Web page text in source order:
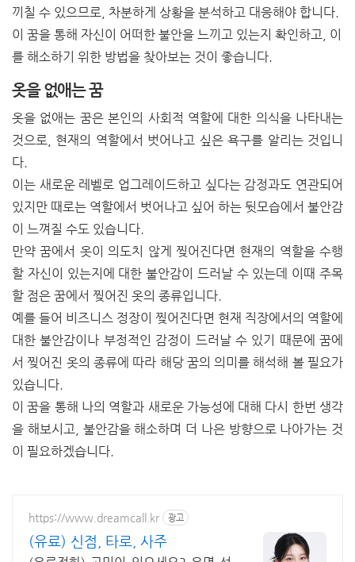
끼칠 수 있으므로, 차분하게 상황을 분석하고 대응해야 합니다.
이 꿈을 통해 자신이 어떠한 불안을 느끼고 있는지 확인하고, 이
를 해소하기 위한 방법을 찾아보는 것이 좋습니다.
옷을 없애는 꿈
옷을 없애는 꿈은 본인의 사회적 역할에 대한 의식을 나타내는
것으로, 현재의 역할에서 벗어나고 싶은 욕구를 알리는 것입니
다.
이는 새로운 레벨로 업그레이드하고 싶다는 감정과도 연관되어
있지만 때로는 역할에서 벗어나고 싶어 하는 뒷모습에서 불안감
이 느껴질 수도 있습니다.
만약 꿈에서 옷이 의도치 않게 찢어진다면 현재의 역할을 수행
할 자신이 있는지에 대한 불안감이 드러날 수 있는데 이때 주목
할 점은 꿈에서 찢어진 옷의 종류입니다.
예를 들어 비즈니스 정장이 찢어진다면 현재 직장에서의 역할에
대한 불안감이나 부정적인 감정이 드러날 수 있기 때문에 꿈에
서 찢어진 옷의 종류에 따라 해당 꿈의 의미를 해석해 볼 필요가
있습니다.
이 꿈을 통해 나의 역할과 새로운 가능성에 대해 다시 한번 생각
을 해보시고, 불안감을 해소하며 더 나은 방향으로 나아가는 것
이 필요하겠습니다.
https://www.dreamcall.kr 광고
(유료) 신점, 타로, 사주